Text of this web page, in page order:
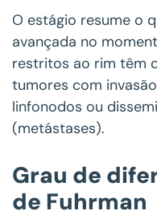
O estágio resume o
avançada no
restritos ao rim têm
tumores com
linfonodos ou
(metástases).
Grau de
de Fuhrman